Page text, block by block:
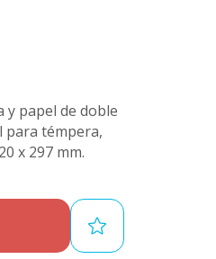
papel de doble
para témpera,
x 297 mm.